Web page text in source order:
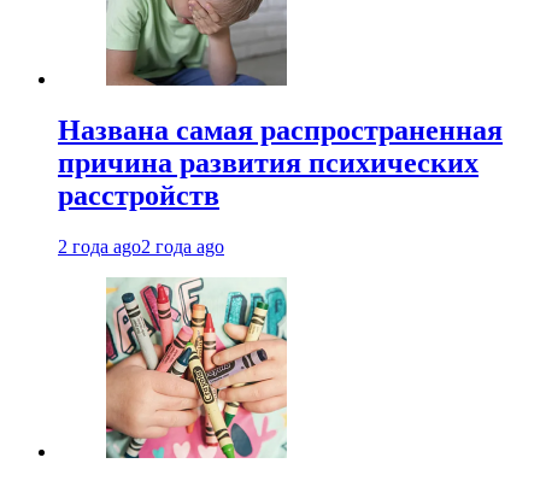
Названа самая распространенная
причина развития психических
расстройств
2 года ago2 года ago